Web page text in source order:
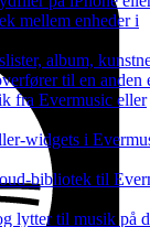
mellem enheder i
album,
til en anden
fra Evermusic eller
widgets i
bibliotek til
lytter til musik på